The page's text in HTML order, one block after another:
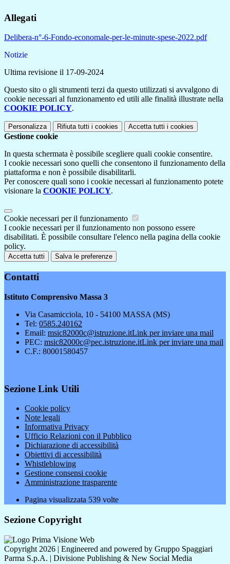
Allegati
Delibera-n°-6-Fondo-economale-per-le-minute-spese-2022.pdf
Notizie
Ultima revisione il 17-09-2024
Questo sito o gli strumenti terzi da questo utilizzati si avvalgono di
cookie necessari al funzionamento ed utili alle finalità illustrate nella
COOKIE POLICY.
Personalizza Rifiuta tutti i cookies Accetta tutti i cookies
Gestione cookie
In questa schermata è possibile scegliere quali cookie consentire.
I cookie necessari sono quelli che consentono il funzionamento della
piattaforma e non è possibile disabilitarli.
Per conoscere quali sono i cookie necessari al funzionamento potete
visionare la COOKIE POLICY.
Cookie necessari per il funzionamento
I cookie necessari per il funzionamento non possono essere
disabilitati. È possibile consultare l'elenco nella pagina della cookie
policy.
Accetta tutti Salva le preferenze
Contatti
Istituto Comprensivo Massa 3
Via Casamicciola, 10 - 54100 MASSA (MS)
Tel: 0585.240162
Email: msic82000c@istruzione.itLink per inviare una mail
PEC: msic82000c@pec.istruzione.itLink per inviare una mail
C.F.: 80001580457
Sezione Link Utili
Cookie policy
Note legali
Informativa Privacy
Ufficio Relazioni con il Pubblico
Dichiarazione di accessibilità
Obiettivi di accessibilità
Whistleblowing
Gestione consensi cookie
Amministrazione trasparente
Pagina visualizzata 539 volte
Sezione Copyright
Copyright 2026 | Engineered and powered by Gruppo Spaggiari
Parma S.p.A. | Divisione Publishing & New Social Media